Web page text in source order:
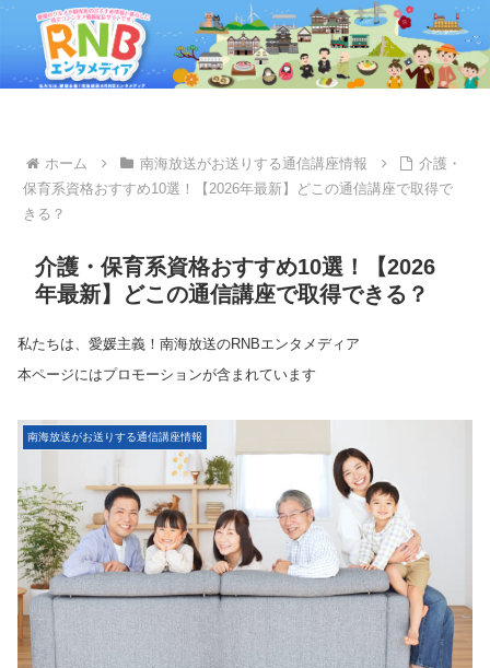
ホーム 南海放送がお送りする通信講座情報
介護・
保育系資格おすすめ10選！【2026年最新】どこの通信講座で取得で
きる？
介護・保育系資格おすすめ10選！【2026
年最新】どこの通信講座で取得できる？
私たちは、愛媛主義！南海放送のRNBエンタメディア
本ページにはプロモーションが含まれています
南海放送がお送りする通信講座情報